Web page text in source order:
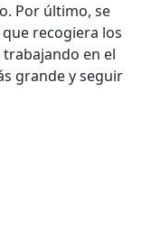
Por último, se
recogiera los
trabajando en el
grande y seguir